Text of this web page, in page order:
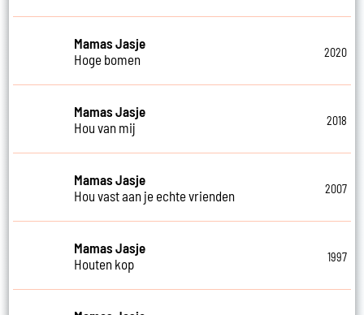
Mamas Jasje
Hoge bomen
2020
Mamas Jasje
Hou van mij
2018
Mamas Jasje
Hou vast aan je echte vrienden
2007
Mamas Jasje
Houten kop
1997